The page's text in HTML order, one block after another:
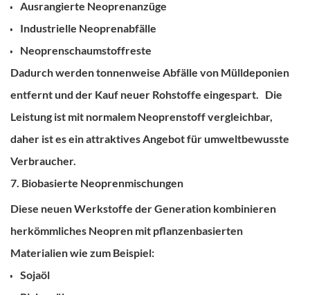
Ausrangierte Neoprenanzüge
Industrielle Neoprenabfälle
Neoprenschaumstoffreste
Dadurch werden tonnenweise Abfälle von Mülldeponien
entfernt und der Kauf neuer Rohstoffe eingespart. Die
Leistung ist mit normalem Neoprenstoff vergleichbar,
daher ist es ein attraktives Angebot für umweltbewusste
Verbraucher.
7. Biobasierte Neoprenmischungen
Diese neuen Werkstoffe der Generation kombinieren
herkömmliches Neopren mit pflanzenbasierten
Materialien wie zum Beispiel:
Sojaöl